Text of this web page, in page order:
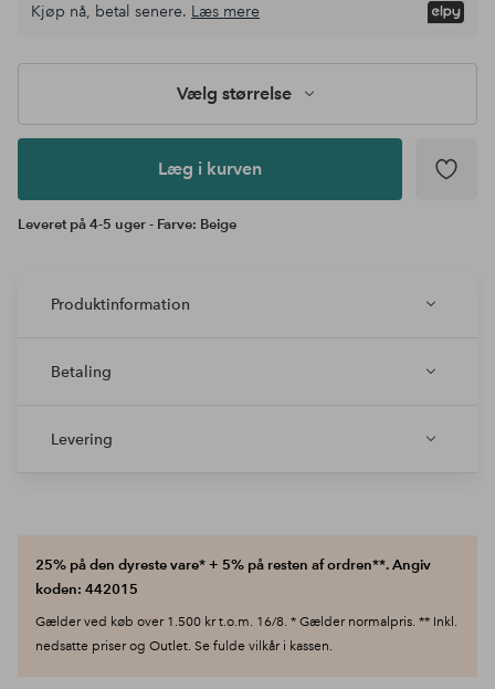
størrelse
Læg i
Kjøp nå, betal senere. Læs mere
Vælg størrelse
Læg i kurven
Leveret på 4-5 uger - Farve: Beige
Produktinformation
Betaling
Levering
25% på den dyreste vare* + 5% på resten af ordren**. Angiv
koden: 442015
Gælder ved køb over 1.500 kr t.o.m. 16/8. * Gælder normalpris. ** Inkl.
nedsatte priser og Outlet. Se fulde vilkår i kassen.